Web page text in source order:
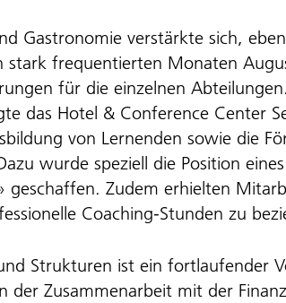
Gastronomie verstärkte sich,
frequentierten Monaten
für die einzelnen
das Hotel & Conference Center
von Lernenden sowie die
wurde speziell die Position eines
geschaffen. Zudem erhielten
Coaching-Stunden zu
Strukturen ist ein fortlaufender
der Zusammenarbeit mit der